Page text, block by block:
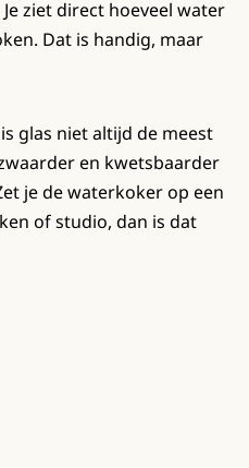
ziet direct hoeveel water
Dat is handig, maar
glas niet altijd de meest
en kwetsbaarder
je de waterkoker op een
of studio, dan is dat